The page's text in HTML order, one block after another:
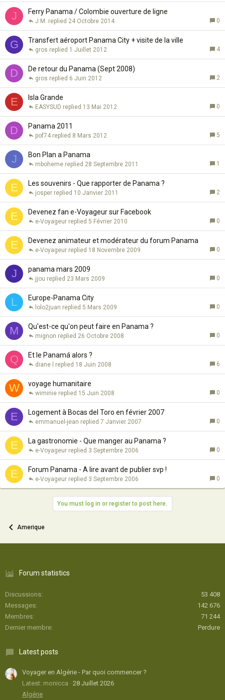
J Ferry Panama / Colombie ouverture de ligne
0
24 Octobre 2014
J.M.
G Transfert aéroport Panama City + visite de la ville
4
1 Juillet 2012
gros
D De retour du Panama (Sept 2008)
2
6 Juin 2012
gros
E Isla Grande
0
13 Mai 2012
EASYSUD
D Panama 2011
5
8 Mars 2012
pof74
J Bon Plan a Panama
1
28 Septembre 2011
mboheme
E Les souvenirs - Que rapporter de Panama ?
2
10 Janvier 2011
josper
E Devenez fan e-Voyageur sur Facebook
0
5 Février 2010
e-Voyageur
E Devenez animateur et modérateur du forum Panama
0
18 Novembre 2009
e-Voyageur
J panama mars 2009
0
23 Mars 2009
jjou
L Europe-Panama City
0
5 Mars 2009
lolo2juan
M Qu'est-ce qu'on peut faire en Panama ?
0
26 Octobre 2008
mignon
Q Et le Panamá alors ?
6
18 Juin 2008
diane l
W voyage humanitaire
0
15 Juin 2008
wiminie
E Logement à Bocas del Toro en février 2007
0
7 Janvier 2007
emmanuel-jean
E La gastronomie - Que manger au Panama ?
0
3 Septembre 2006
e-Voyageur
E Forum Panama - A lire avant de publier svp !
0
3 Septembre 2006
e-Voyageur
You must log in or register to post here.
Amerique
Forum statistics
Discussions
53 408
Messages
142 676
Membres
71 244
Dernier membre
Perdure
Latest posts
Voyager en Algérie - Par quoi commencer ?
Latest: monicca
28 Juillet 2026
Algérie